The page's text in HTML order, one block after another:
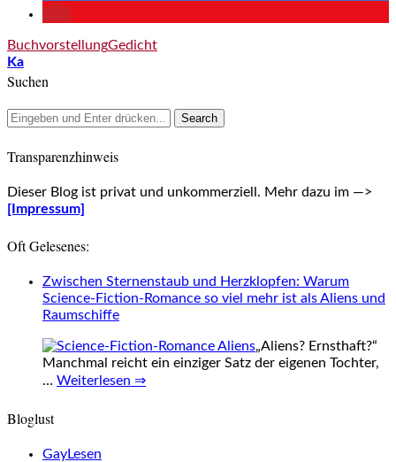
BuchvorstellungGedicht
Ka
Suchen
Transparenzhinweis
Dieser Blog ist privat und unkommerziell. Mehr dazu im —>
[Impressum]
Oft Gelesenes:
Zwischen Sternenstaub und Herzklopfen: Warum
Science-Fiction-Romance so viel mehr ist als Aliens und
Raumschiffe
„Aliens? Ernsthaft?“
Manchmal reicht ein einziger Satz der eigenen Tochter,
… Weiterlesen ⇒
Bloglust
GayLesen